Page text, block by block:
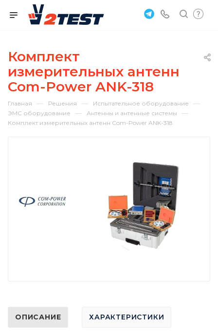
Комплект
измерительных антенн
Com-Power ANK-318
Главная — Решения — Испытательное оборудование —
ЭМС оборудование — Антенны и антенные системы —
Комплект измерительных антенн Com-Power ANK-318
ОПИСАНИЕ ХАРАКТЕРИСТИКИ